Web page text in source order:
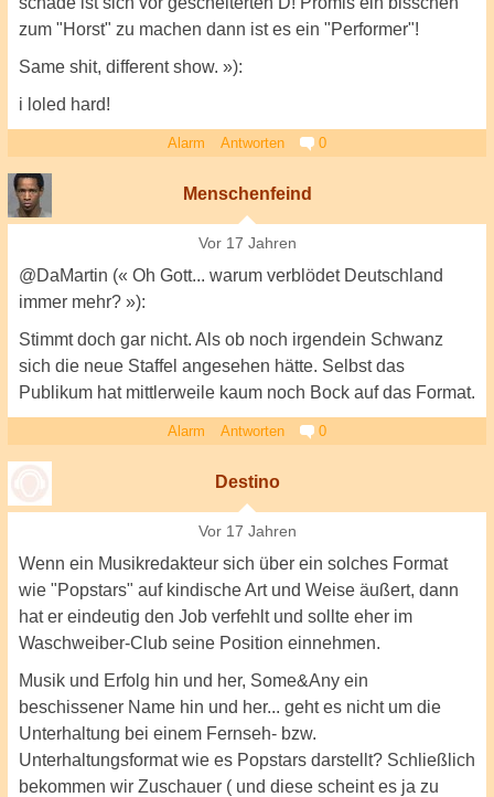
zum "Horst" zu machen dann ist es ein "Performer"!
Same shit, different show. »):
i loled hard!
Alarm Antworten 0
Menschenfeind
Vor 17 Jahren
@DaMartin (« Oh Gott... warum verblödet Deutschland
immer mehr? »):
Stimmt doch gar nicht. Als ob noch irgendein Schwanz
sich die neue Staffel angesehen hätte. Selbst das
Publikum hat mittlerweile kaum noch Bock auf das Format.
Alarm Antworten 0
Destino
Vor 17 Jahren
Wenn ein Musikredakteur sich über ein solches Format
wie "Popstars" auf kindische Art und Weise äußert, dann
hat er eindeutig den Job verfehlt und sollte eher im
Waschweiber-Club seine Position einnehmen.
Musik und Erfolg hin und her, Some&Any ein
beschissener Name hin und her... geht es nicht um die
Unterhaltung bei einem Fernseh- bzw.
Unterhaltungsformat wie es Popstars darstellt? Schließlich
bekommen wir Zuschauer ( und diese scheint es ja zu